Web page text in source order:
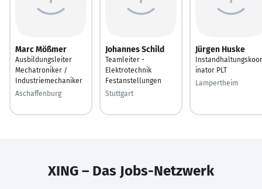
Marc Mößmer
Ausbildungsleiter
Mechatroniker /
Industriemechaniker
Aschaffenburg
Johannes Schild
Teamleiter -
Elektrotechnik
Festanstellungen
Stuttgart
Jürgen Huske
inator PLT
Lampertheim
XING – Das Jobs-Netzwerk